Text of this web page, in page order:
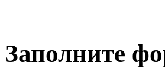
Заполните